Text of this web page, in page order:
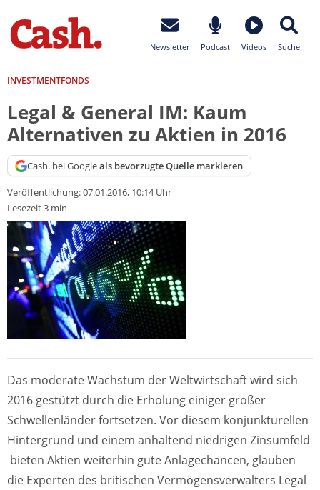
Newsletter Podcast Videos Suche
INVESTMENTFONDS
Legal & General IM: Kaum
Alternativen zu Aktien in 2016
Cash. bei Googleals bevorzugte Quelle markieren
Veröffentlichung:07.01.2016, 10:14 Uhr
Lesezeit 3 min
Das moderate Wachstum der Weltwirtschaft wird sich
2016 gestützt durch die Erholung einiger großer
Schwellenländer fortsetzen. Vor diesem konjunkturellen
Hintergrund und einem anhaltend niedrigen Zinsumfeld
bieten Aktien weiterhin gute Anlagechancen, glauben
die Experten des britischen Vermögensverwalters Legal